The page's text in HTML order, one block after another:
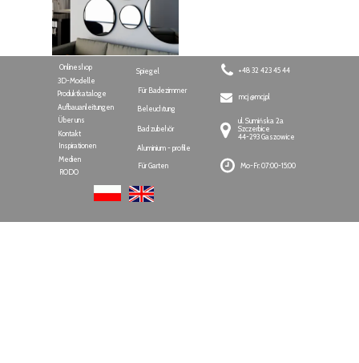
Inspirationen
Medien
Kontakt
Über uns
mcj @mcj.pl
ul. Sumińska 2a
Szczerbice
44-293 Gaszowice
+48 32 423 45 44
Für Garten
Aluminium - profile
Bad zubehör
Beleuchtung
Für Badezimmer
Spiegel
Onlineshop
RODO
Produktkataloge
Aufbauanleitungen
3D-Modelle
Mo-Fr: 07:00-15:00